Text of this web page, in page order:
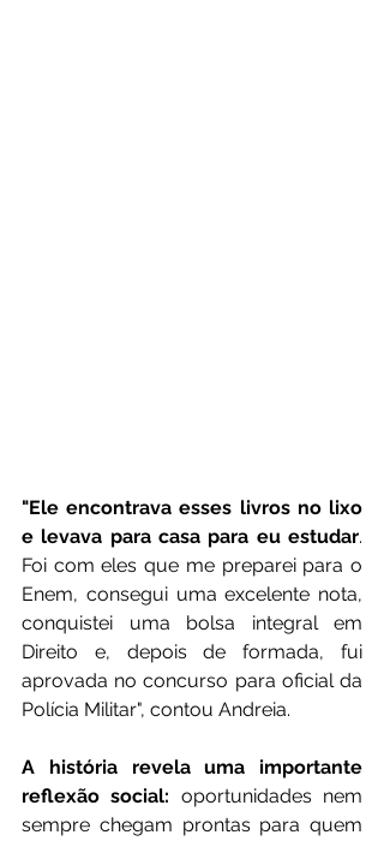
"Ele encontrava esses livros no lixo
e levava para casa para eu estudar.
Foi com eles que me preparei para o
Enem, consegui uma excelente nota,
conquistei uma bolsa integral em
Direito e, depois de formada, fui
aprovada no concurso para oficial da
Polícia Militar", contou Andreia.
A história revela uma importante
reflexão social: oportunidades nem
sempre chegam prontas para quem